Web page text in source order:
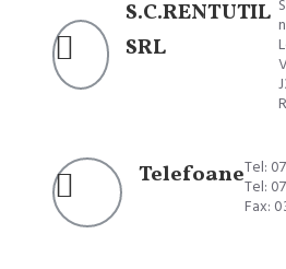
S.C.RENTUTIL
SRL
TelefoaneTel:
Tel:
Fax: